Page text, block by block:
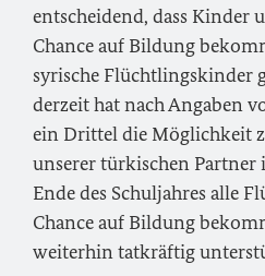
entscheidend, dass Kinder
Chance auf Bildung
syrische Flüchtlingskinder
derzeit hat nach Angaben
ein Drittel die Möglichkeit
unserer türkischen Partner
Ende des Schuljahres alle
Chance auf Bildung
weiterhin tatkräftig